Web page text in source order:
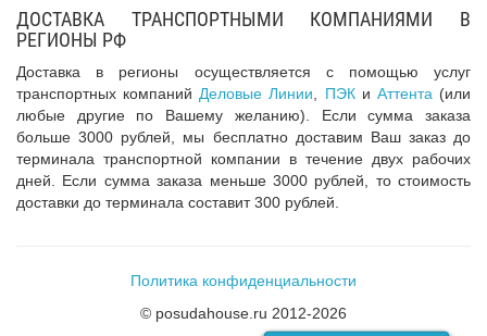
ДОСТАВКА ТРАНСПОРТНЫМИ КОМПАНИЯМИ В
РЕГИОНЫ РФ
Доставка в регионы осуществляется с помощью услуг
транспортных компаний Деловые Линии ПЭКи Аттента (или
любые другие по Вашему желанию). Если сумма заказа
больше 3000 рублей, мы бесплатно доставим Ваш заказ до
терминала транспортной компании в течение двух рабочих
дней. Если сумма заказа меньше 3000 рублей, то стоимость
доставки до терминала составит 300 рублей.
Политика конфиденциальности
© posudahouse.ru 2012-2026